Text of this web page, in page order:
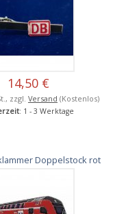
14,50 €
zzgl. Versand (Kostenlos)
: 1 - 3 Werktage
Doppelstock rot